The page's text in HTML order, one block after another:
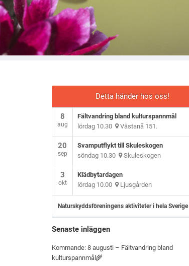
Detta händer hos oss!
8
aug
Fältvandring bland kulturspannmål
lördag 10.30 Västanå 151.
20
sep
Svamputflykt till Skuleskogen
söndag 10.30 Skuleskogen
3
okt
Klädbytardagen
lördag 10.00 Ljusgården
Naturskyddsföreningens aktiviteter i hela Sverige
Senaste inläggen
Kommande: 8 augusti – Fältvandring bland
kulturspannmål🌾